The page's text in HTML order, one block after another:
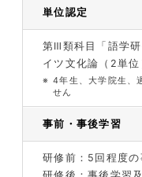
単位認定
第Ⅲ類科目「語学
イツ文化論（2単
※ 4年生、大学院生、
せん
事前・事後学習
研修前：5回程度